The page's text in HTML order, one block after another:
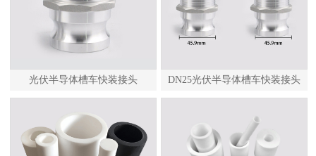
光伏半导体槽车快装接头 DN25光伏半导体槽车快装接头